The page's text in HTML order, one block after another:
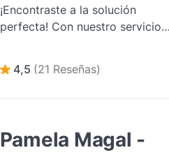
¡Encontraste a la solución
perfecta! Con nuestro servicio
4,5 (21 Reseñas)
Pamela Magal -